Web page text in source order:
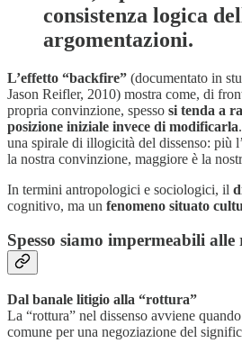
consistenza logica
argomentazioni.
L’effetto “backfire” (documentato in
Jason Reifler, 2010) mostra come, di
propria convinzione, spesso si tenda a
posizione iniziale invece di modificarla
una spirale di illogicità del dissenso: più
la nostra convinzione, maggiore è la
In termini antropologici e sociologici, il
cognitivo, ma un fenomeno situato
Spesso siamo impermeabili
Dal banale litigio alla “rottura”
La “rottura” nel dissenso avviene
comune per una negoziazione del